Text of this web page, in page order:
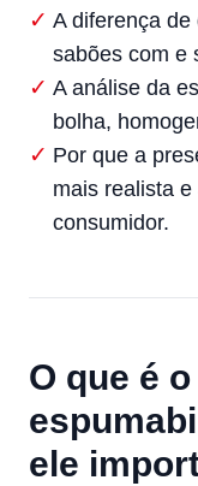
A diferença
sabões com e
A análise da
bolha,
Por que a
mais realista
consumidor.
O que é
ele